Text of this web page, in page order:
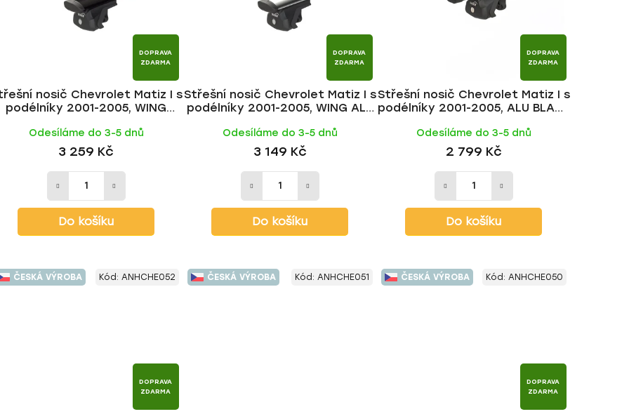
o
d
u
k
t
DOPRAVA
ZDARMA
nosič Chevrolet Matiz I s
podélníky 2001-2005, WING
Odesíláme do 3-5 dnů
3 259 Kč
Do košíku
DOPRAVA
ZDARMA
Střešní nosič Chevrolet Matiz I s
podélníky 2001-2005, WING ALU
Odesíláme do 3-5 dnů
3 149 Kč
Do košíku
DOPRAVA
ZDARMA
Střešní nosič Chevrolet Matiz I s
podélníky 2001-2005, ALU BLACK
Odesíláme do 3-5 dnů
2 799 Kč
Do košíku
ČESKÁ VÝROBA
DOPRAVA
ZDARMA
Kód: ANHCHE052 ČESKÁ VÝROBA Kód: ANHCHE051 ČESKÁ VÝROBA
DOPRAVA
ZDARMA
Kód: ANHCHE050